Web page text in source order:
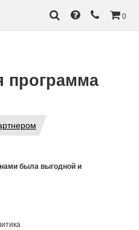
0
программа
была выгодной и